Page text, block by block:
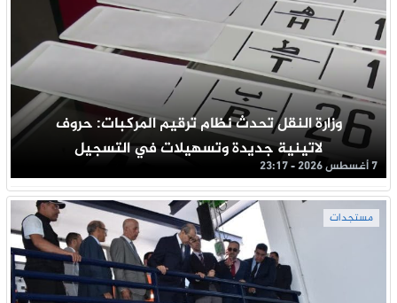
وزارة النقل تحدث نظام ترقيم المركبات: حروف
لاتينية جديدة وتسهيلات في التسجيل
7 أغسطس 2026 - 23:17
مستجدات